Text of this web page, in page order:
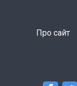
Про сайт